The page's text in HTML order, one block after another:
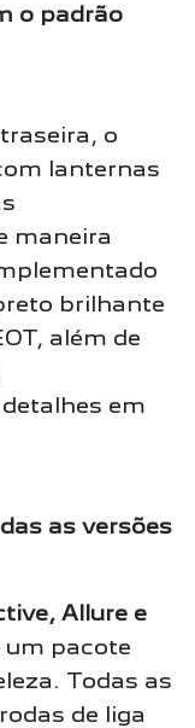
o padrão
o
lanternas
maneira
brilhante
além de
em
as versões
Allure e
um pacote
Todas as
de liga